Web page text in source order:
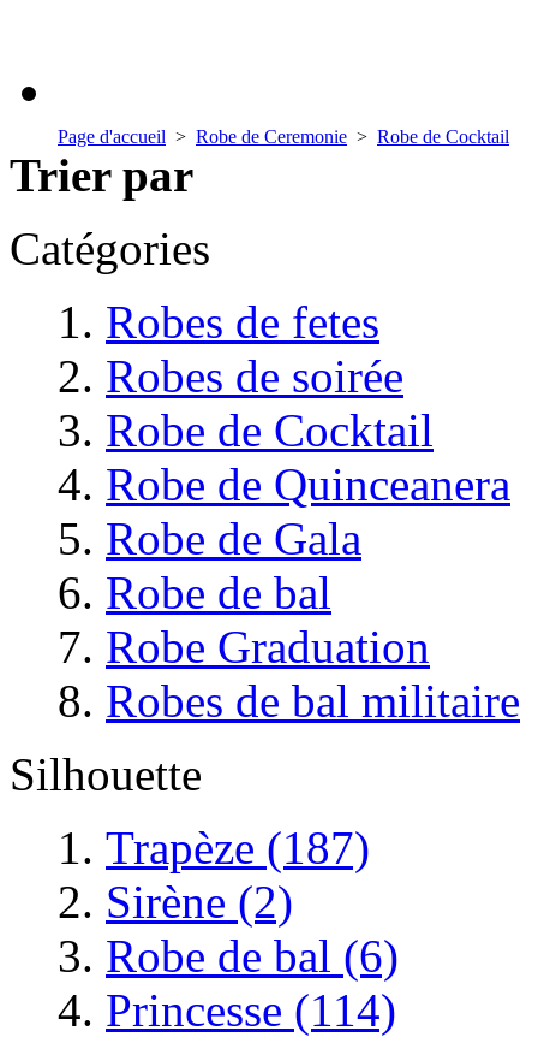
Page d'accueil > Robe de Ceremonie > Robe de Cocktail
Trier par
Catégories
Robes de fetes
Robes de soirée
Robe de Cocktail
Robe de Quinceanera
Robe de Gala
Robe de bal
Robe Graduation
Robes de bal militaire
Silhouette
Trapèze (187)
Sirène (2)
Robe de bal (6)
Princesse (114)